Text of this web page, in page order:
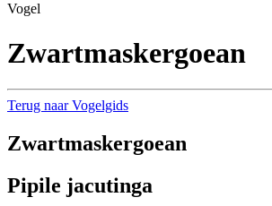
Vogel
Zwartmaskergoean
Terug naar Vogelgids
Zwartmaskergoean
Pipile jacutinga